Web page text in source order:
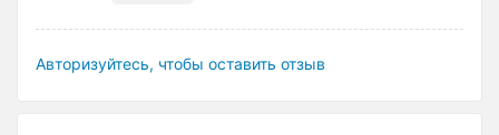
Авторизуйтесь, чтобы оставить отзыв